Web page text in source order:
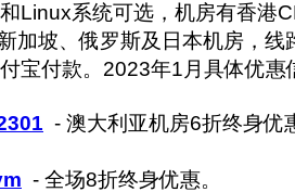
Linux系统可选，机房有香港
加坡、俄罗斯及日本机房，线
宝付款。‍2023年1月具体优惠
- 澳大利亚机房6折终身优
- 全场8折终身优惠。